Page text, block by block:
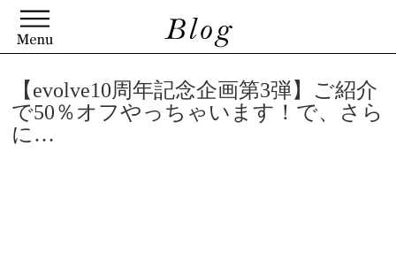
【evolve10周年記念企画第3弾】ご紹介
で50％オフやっちゃいます！で、さら
に…